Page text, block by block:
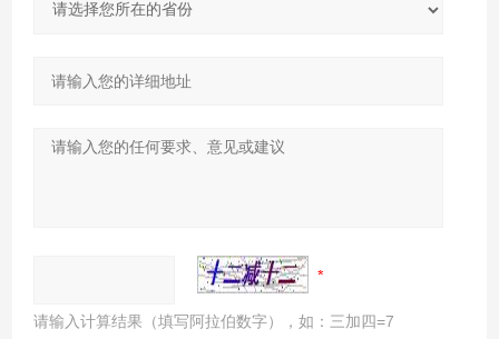
请输入计算结果（填写阿拉伯数字），如：三加四=7